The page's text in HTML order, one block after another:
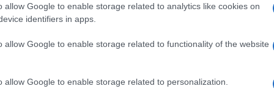
allow Google to enable storage related to analytics like cookies on
identifiers in apps.
allow Google to enable storage related to functionality of the website
allow Google to enable storage related to personalization.
Racconta di aver mangiato la sua prima
rappresentassero un segno di cambiamento.
e un forte desiderio di normalità che più
professionista del calcio.